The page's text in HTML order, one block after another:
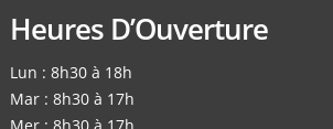
Heures D’Ouverture
Lun : 8h30 à 18h
Mar : 8h30 à 17h